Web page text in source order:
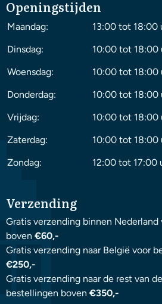
Openingstijden
Maandag:
13:00 tot 18:00
Dinsdag:
10:00 tot 18:00
Woensdag:
10:00 tot 18:00
Donderdag:
10:00 tot 18:00
Vrijdag:
10:00 tot 18:00
Zaterdag:
10:00 tot 18:00
Zondag:
12:00 tot 17:00
Verzending
Gratis verzending binnen
boven €60,-
Gratis verzending naar België voor
€250,-
Gratis verzending naar de rest van
bestellingen boven €350,-